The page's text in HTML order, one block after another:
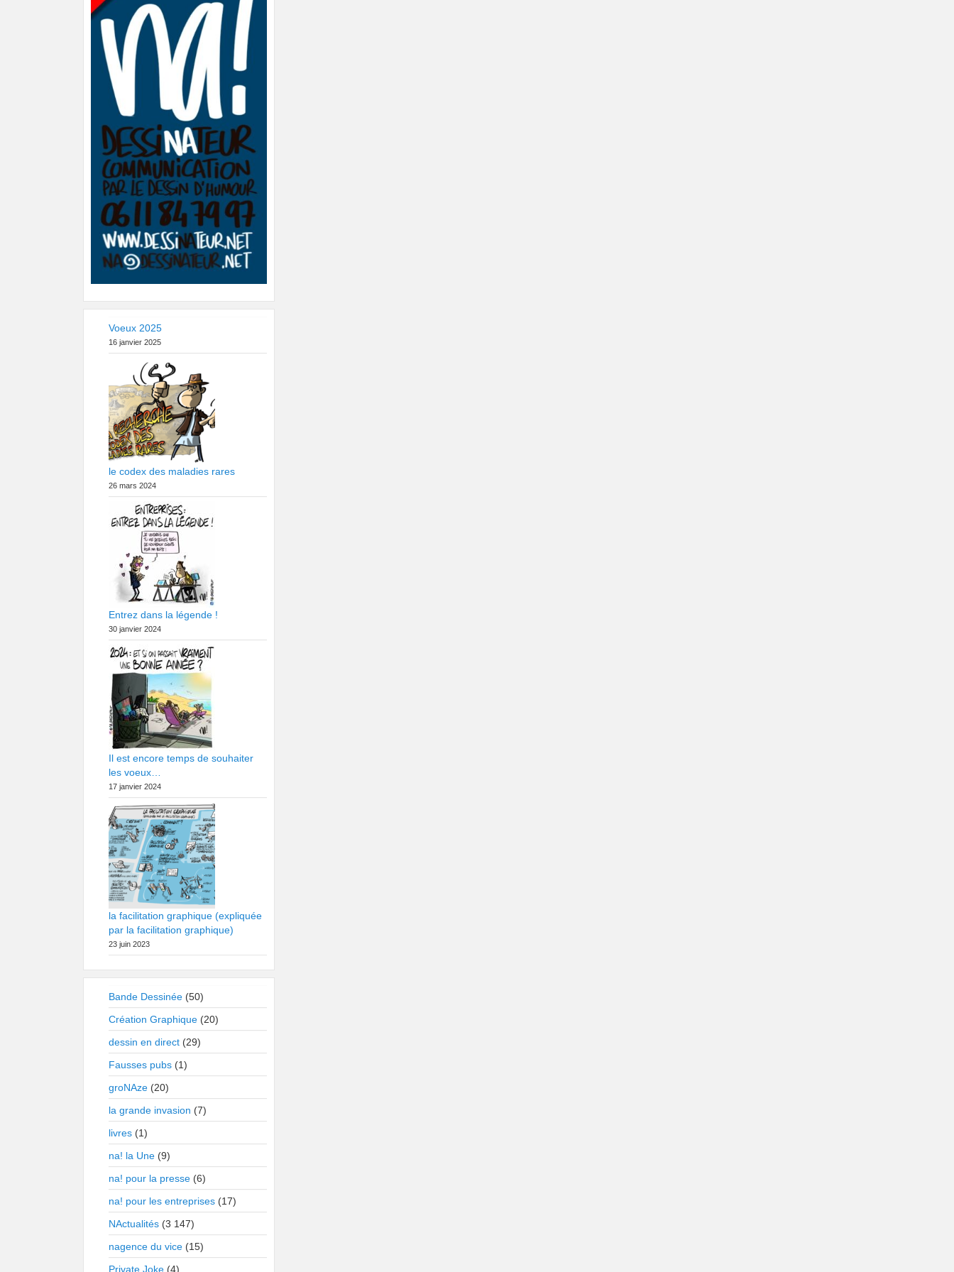
Voeux 2025
16 janvier 2025
le codex des maladies rares
26 mars 2024
Entrez dans la légende !
30 janvier 2024
Il est encore temps de souhaiter
les voeux…
17 janvier 2024
la facilitation graphique (expliquée
par la facilitation graphique)
23 juin 2023
Bande Dessinée (50)
Création Graphique (20)
dessin en direct (29)
Fausses pubs (1)
groNAze (20)
la grande invasion (7)
livres (1)
na! la Une (9)
na! pour la presse (6)
na! pour les entreprises (17)
NActualités (3 147)
nagence du vice (15)
Private Joke (4)